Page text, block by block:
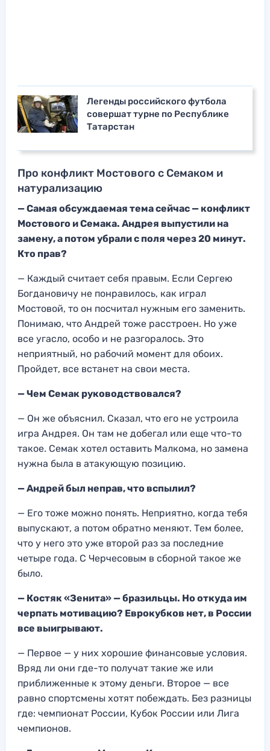
Легенды российского футбола
совершат турне по Республике
Татарстан
Про конфликт Мостового с Семаком и
натурализацию
— Самая обсуждаемая тема сейчас — конфликт
Мостового и Семака. Андрея выпустили на
замену, а потом убрали с поля через 20 минут.
Кто прав?
— Каждый считает себя правым. Если Сергею
Богдановичу не понравилось, как играл
Мостовой, то он посчитал нужным его заменить.
Понимаю, что Андрей тоже расстроен. Но уже
все угасло, особо и не разгоралось. Это
неприятный, но рабочий момент для обоих.
Пройдет, все встанет на свои места.
— Чем Семак руководствовался?
— Он же объяснил. Сказал, что его не устроила
игра Андрея. Он там не добегал или еще что-то
такое. Семак хотел оставить Малкома, но замена
нужна была в атакующую позицию.
— Андрей был неправ, что вспылил?
— Его тоже можно понять. Неприятно, когда тебя
выпускают, а потом обратно меняют. Тем более,
что у него это уже второй раз за последние
четыре года. С Черчесовым в сборной такое же
было.
— Костяк «Зенита» — бразильцы. Но откуда им
черпать мотивацию? Еврокубков нет, в России
все выигрывают.
— Первое — у них хорошие финансовые условия.
Вряд ли они где-то получат такие же или
приближенные к этому деньги. Второе — все
равно спортсмены хотят побеждать. Без разницы
где: чемпионат России, Кубок России или Лига
чемпионов.